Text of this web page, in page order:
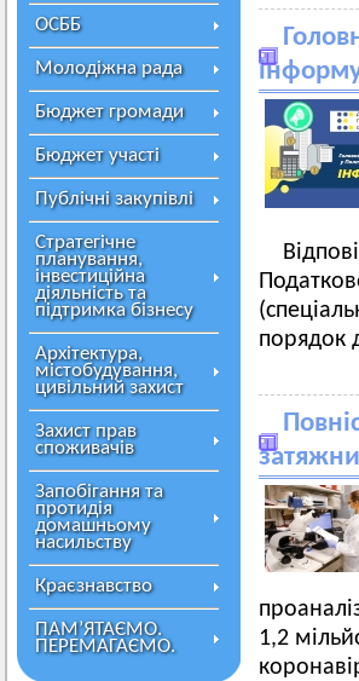
ОСББ
Молодіжна рада
Бюджет громади
Бюджет участі
Публічні закупівлі
Стратегічне
планування,
інвестиційна
діяльність та
підтримка бізнесу
Архітектура,
містобудування,
цивільний захист
Захист прав
споживачів
Запобігання та
протидія
домашньому
насильству
Краєзнавство
ПАМ’ЯТАЄМО.
ПЕРЕМАГАЄМО.
порядок
1,2